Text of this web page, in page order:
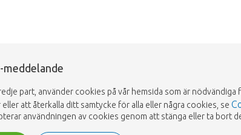
meddelande
part, använder cookies på vår hemsida som är
eller att återkalla ditt samtycke för alla eller några cookies, se
användningen av cookies genom att stänga eller ta bort